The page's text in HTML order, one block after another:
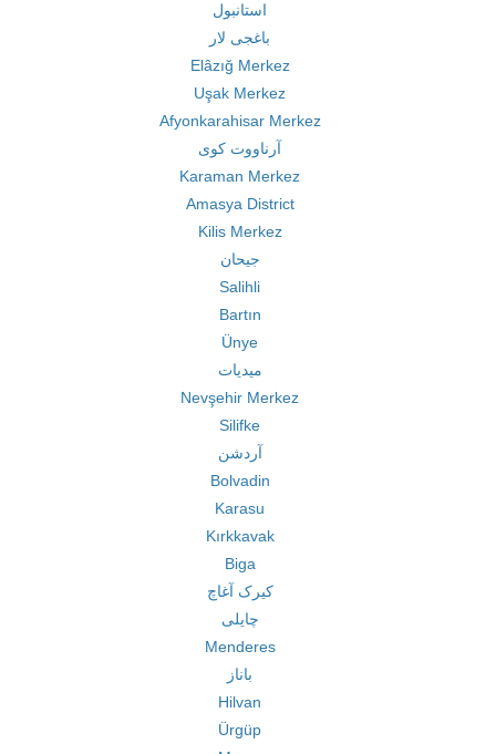
استانبول
باغجی لار
Elâzığ Merkez
Uşak Merkez
Afyonkarahisar Merkez
آرناووت کوی
Karaman Merkez
Amasya District
Kilis Merkez
جیحان
Salihli
Bartın
Ünye
میدیات
Nevşehir Merkez
Silifke
آردشن
Bolvadin
Karasu
Kırkkavak
Biga
کیرک آغاچ
چایلی
Menderes
باناز
Hilvan
Ürgüp